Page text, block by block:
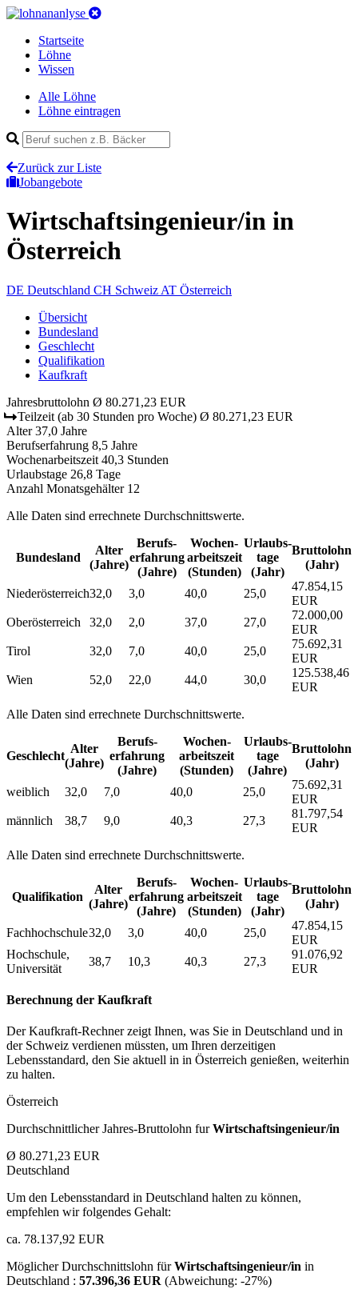
Startseite
Löhne
Wissen
Alle Löhne
Löhne eintragen
Zurück zur Liste
Jobangebote
Wirtschaftsingenieur/in in
Österreich
DE Deutschland CH Schweiz AT Österreich
Übersicht
Bundesland
Geschlecht
Qualifikation
Kaufkraft
Jahresbruttolohn Ø 80.271,23 EUR
Teilzeit (ab 30 Stunden pro Woche) Ø 80.271,23 EUR
Alter 37,0 Jahre
Berufserfahrung 8,5 Jahre
Wochenarbeitszeit 40,3 Stunden
Urlaubstage 26,8 Tage
Anzahl Monatsgehälter 12
Alle Daten sind errechnete Durchschnittswerte.
Bundesland
Alter
(Jahre)
Berufs­
erfahrung
(Jahre)
Wochen­
arbeitszeit
(Stunden)
Urlaubs­
tage
(Jahr)
Bruttolohn
(Jahr)
Niederösterreich32,0 3,0 40,0 25,0
47.854,15
EUR
Oberösterreich
32,0 2,0 37,0 27,0
72.000,00
EUR
Tirol
32,0 7,0 40,0 25,0
75.692,31
EUR
Wien
52,0 22,0 44,0 30,0
125.538,46
EUR
Alle Daten sind errechnete Durchschnittswerte.
Geschlecht
Alter
(Jahre)
Berufs­
erfahrung
(Jahre)
Wochen­
arbeitszeit
(Stunden)
Urlaubs­
tage
(Jahre)
Bruttolohn
(Jahr)
weiblich 32,0 7,0 40,0 25,0
75.692,31
EUR
männlich
38,7 9,0 40,3 27,3
81.797,54
EUR
Alle Daten sind errechnete Durchschnittswerte.
Qualifikation
Alter
(Jahre)
Berufs­
erfahrung
(Jahre)
Wochen­
arbeitszeit
(Stunden)
Urlaubs­
tage
(Jahr)
Bruttolohn
(Jahr)
Fachhochschule32,0 3,0 40,0 25,0
47.854,15
EUR
Hochschule,
Universität
38,7 10,3 40,3 27,3
91.076,92
EUR
Berechnung der Kaufkraft
Der Kaufkraft-Rechner zeigt Ihnen, was Sie in Deutschland und in
der Schweiz verdienen müssten, um Ihren derzeitigen
Lebensstandard, den Sie aktuell in in Österreich genießen, weiterhin
zu halten.
Österreich
Durchschnittlicher Jahres-Bruttolohn furWirtschaftsingenieur/in
Ø 80.271,23 EUR
Deutschland
Um den Lebensstandard in Deutschland halten zu können,
empfehlen wir folgendes Gehalt:
ca. 78.137,92 EUR
Möglicher Durchschnittslohn fürWirtschaftsingenieur/in in
Deutschland : 57.396,36 EUR (Abweichung: -27%)